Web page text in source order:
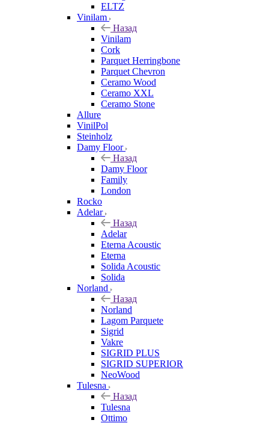
ELTZ
Vinilam
Назад
Vinilam
Cork
Parquet Herringbone
Parquet Chevron
Ceramo Wood
Ceramo XXL
Ceramo Stone
Allure
VinilPol
Steinholz
Damy Floor
Назад
Damy Floor
Family
London
Rocko
Adelar
Назад
Adelar
Eterna Acoustic
Eterna
Solida Acoustic
Solida
Norland
Назад
Norland
Lagom Parquete
Sigrid
Vakre
SIGRID PLUS
SIGRID SUPERIOR
NeoWood
Tulesna
Назад
Tulesna
Ottimo